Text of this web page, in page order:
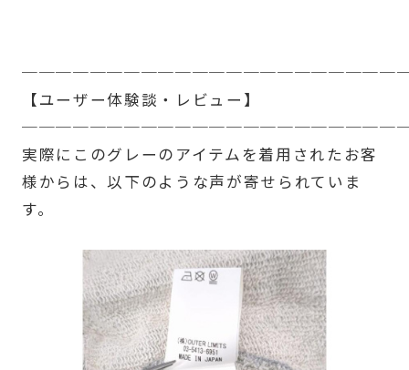
【ユーザー体験談・レビュー】
実際にこのグレーのアイテムを着用されたお客
様からは、以下のような声が寄せられていま
す。